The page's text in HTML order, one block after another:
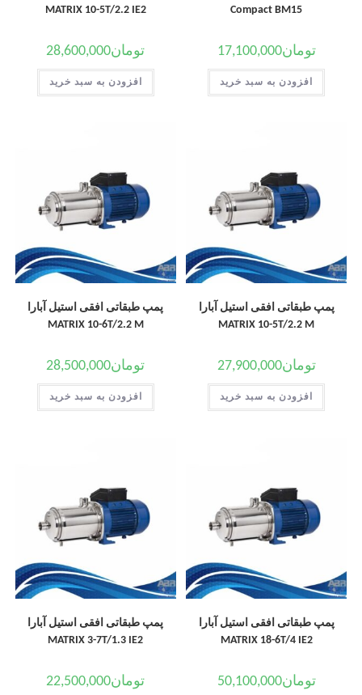
Compact BM15
تومان17,100,000
افزودن به سبد خرید
MATRIX 10-5T/2.2 IE2
تومان28,600,000
افزودن به سبد خرید
پمپ طبقاتی افقی استیل آبارا
MATRIX 10-5T/2.2 M
تومان27,900,000
افزودن به سبد خرید
پمپ طبقاتی افقی استیل آبارا
MATRIX 10-6T/2.2 M
تومان28,500,000
افزودن به سبد خرید
پمپ طبقاتی افقی استیل آبارا
MATRIX 18-6T/4 IE2
تومان50,100,000
پمپ طبقاتی افقی استیل آبارا
MATRIX 3-7T/1.3 IE2
تومان22,500,000